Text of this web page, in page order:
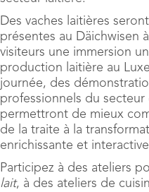
Des vaches laitières
présentes au Däichwisen
visiteurs une immersion
production laitière au
journée, des
professionnels du
permettront de mieux
de la traite à la
enrichissante et
Participez à des ateliers
lait, à des ateliers de